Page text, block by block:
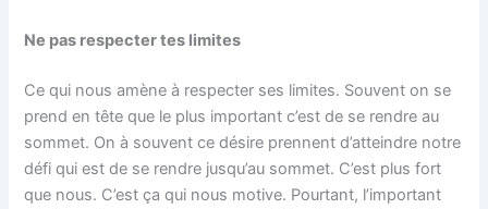
Ne pas respecter tes limites
Ce qui nous amène à respecter ses limites. Souvent on se
prend en tête que le plus important c’est de se rendre au
sommet. On à souvent ce désire prennent d’atteindre notre
défi qui est de se rendre jusqu’au sommet. C’est plus fort
que nous. C’est ça qui nous motive. Pourtant, l’important